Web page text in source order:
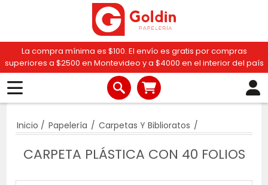
La compra mínima es $100. El envío es gratis por compras
superiores a $2500 en Montevideo y a $4000 en el interior del país
Inicio / Papelería / Carpetas Y Biblioratos /
CARPETA PLÁSTICA CON 40 FOLIOS